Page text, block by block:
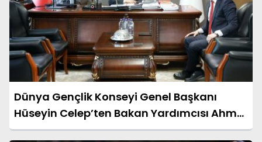
Dünya Gençlik Konseyi Genel Başkanı
Hüseyin Celep’ten Bakan Yardımcısı Ahmet
Aydın’a Ziyaret